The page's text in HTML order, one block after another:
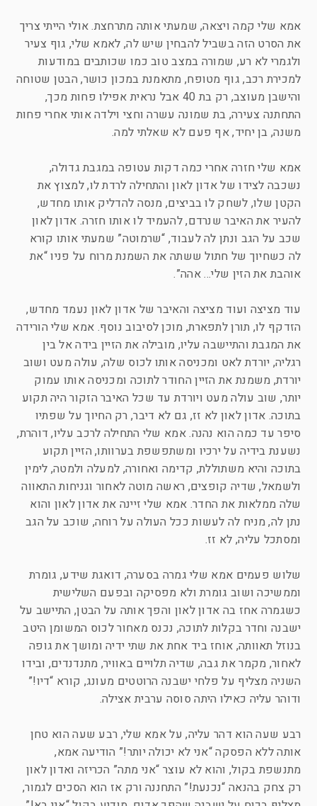
אמא שלי קמה ויצאה, שמעתי אותה מתרחצת. אולי הייתי צריך
את הסרט הזה בשביל להבחין שיש לה, לאמא שלי, גוף צעיר
ולגמרי לא רע, שמורה במצב טוב כמו שכותבים במודעות
למכירת רכב, גוף מטופח, מתאמנת במכון כושר, הבטן שטוחה
והישבן מעוצב, רק בת 40 אבל נראית אפילו פחות מכך,
התחתנה צעירה, בת שמונה עשרה וחצי וילדה אותי אחרי פחות
משנה, בן יחיד, אף פעם לא שאלתי למה.
אמא שלי חזרה אחרי כמה דקות עטופה במגבת גדולה,
נשכבה לצידו של אדון לאון והתחילה לרדת לו, למצוץ את
הקטן שלו, לשחק לו בביצים, מנסה להדליק אותו מחדש,
להעיר את האיבר שנרדם, להעמיד לו אותו חזרה. אדון לאון
שכב על הגב ונתן לה לעבוד, “שרמוטה” שמעתי אותו קורא
לה כשחיוך של חתול ששתה את השמנת מרוח על פניו “את
אוהבת את הזין שלי… אהה”.
עוד מציצה ועוד מציצה והאיבר של אדון לאון נעמד מחדש,
הזדקף לו, תורן לתפארת, מוכן לסיבוב נוסף. אמא שלי הורידה
את המגבת והתיישבה עליו, מובילה את הזיין בידה אל בין
רגליה, יורדת לאט ומכניסה אותו לכוס שלה, עולה מעט ושוב
יורדת, משמנת את הזיין החודר לתוכה ומכניסה אותו עמוק
יותר, שוב עולה מעט ויורדת עד שכל האיבר הזקור היה תקוע
בתוכה. אדון לאון לא זז, גם לא דיבר, רק החיוך על שפתיו
סיפר עד כמה הוא נהנה. אמא שלי התחילה לרכב עליו, דוהרת,
נשענת בידיה על ירכיו ומשתפשפת בערוותו, הזיין תקוע
בתוכה והיא משתוללת, קדימה ואחורה, למעלה ולמטה, לימין
ולשמאל, שדיה קופצים, ראשה מוטה לאחור וגניחות התאווה
שלה ממלאות את החדר. אמא שלי זיינה את אדון לאון והוא
נתן לה, מניח לה לעשות ככל העולה על רוחה, שוכב על הגב
ומסתכל עליה, לא זז.
שלוש פעמים אמא שלי גמרה בסערה, דואגת שידע, גומרת
וממשיכה ושוב גומרת ולא מפסיקה ובפעם השלישית
כשגמרה אחז בה אדון לאון והפך אותה על הבטן, התיישב על
ישבנה וחדר בקלות לתוכה, נכנס מאחור לכוס המשומן היטב
בנוזל תאוותה, אוחז ביד אחת את שתי ידיה ומושך את גופה
לאחור, מקמר את גבה, שדיה תלויים באוויר, מתנדנדים, ובידו
השניה מצליף על פלחי ישבנה הרוטטים מעונג, קורא “דיו!”
ודוהר עליה כאילו היתה סוסה ערבית אצילה.
רבע שעה הוא דהר עליה, על אמא שלי, רבע שעה הוא טחן
אותה ללא הפסקה “אני לא יכולה יותר!” הודיעה אמא,
מתנשפת בקול, והוא לא עוצר “אני מתה” הכריזה ואדון לאון
רק צחק בהנאה “נכנעת!” התחננה ורק אז הוא הסכים לגמור,